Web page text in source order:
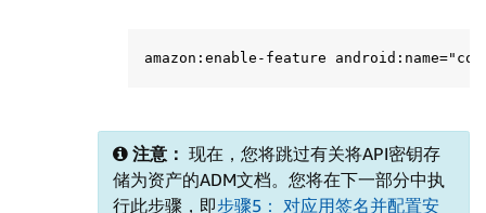
注意： 现在，您将跳过有关将API密钥存
储为资产的ADM文档。您将在下一部分中执
行此步骤，即步骤5： 对应用签名并配置安